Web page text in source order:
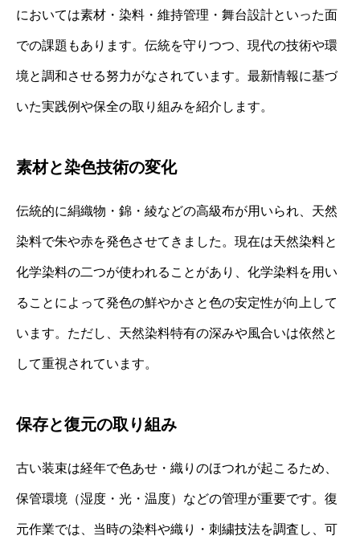
においては素材・染料・維持管理・舞台設計といった面
での課題もあります。伝統を守りつつ、現代の技術や環
境と調和させる努力がなされています。最新情報に基づ
いた実践例や保全の取り組みを紹介します。
素材と染色技術の変化
伝統的に絹織物・錦・綾などの高級布が用いられ、天然
染料で朱や赤を発色させてきました。現在は天然染料と
化学染料の二つが使われることがあり、化学染料を用い
ることによって発色の鮮やかさと色の安定性が向上して
います。ただし、天然染料特有の深みや風合いは依然と
して重視されています。
保存と復元の取り組み
古い装束は経年で色あせ・織りのほつれが起こるため、
保管環境（湿度・光・温度）などの管理が重要です。復
元作業では、当時の染料や織り・刺繍技法を調査し、可